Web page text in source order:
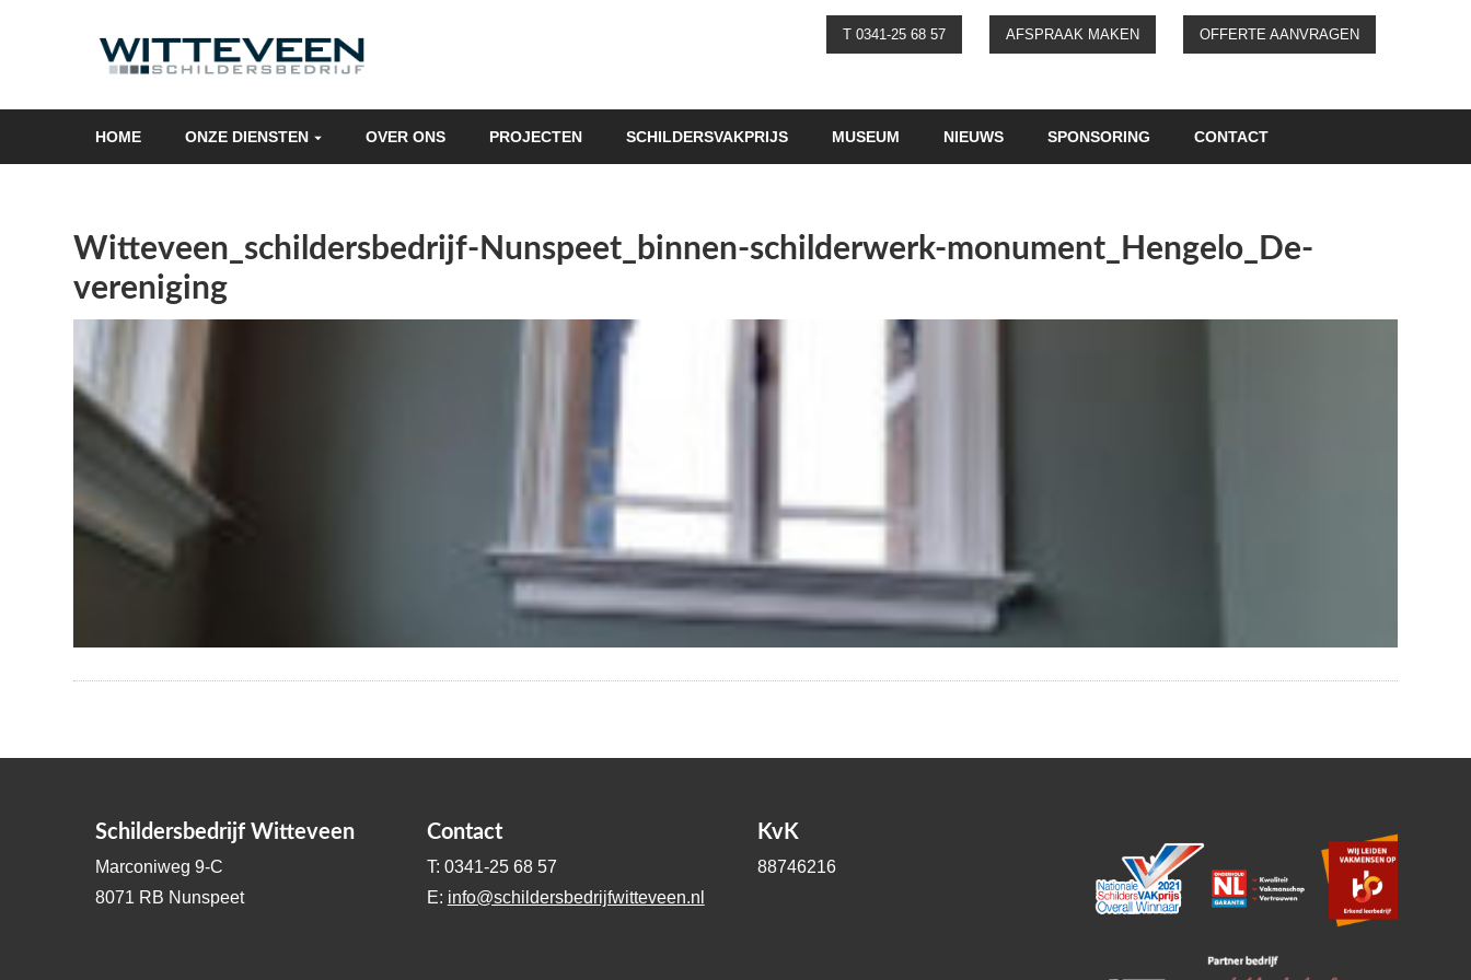
HOME ONZE DIENSTEN OVER ONS PROJECTEN SCHILDERSVAKPRIJS MUSEUM NIEUWS SPONSORING CONTACT
T 0341-25 68 57 AFSPRAAK MAKEN OFFERTE AANVRAGEN
Witteveen_schildersbedrijf-Nunspeet_binnen-schilderwerk-monument_Hengelo_De-
vereniging
Schildersbedrijf Witteveen
Marconiweg 9-C
8071 RB Nunspeet
Contact
T: 0341-25 68 57
E: info@schildersbedrijfwitteveen.nl
KvK
88746216